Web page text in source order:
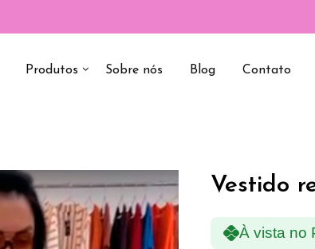
Produtos Sobre nós Blog Contato
Vestido
À vista no